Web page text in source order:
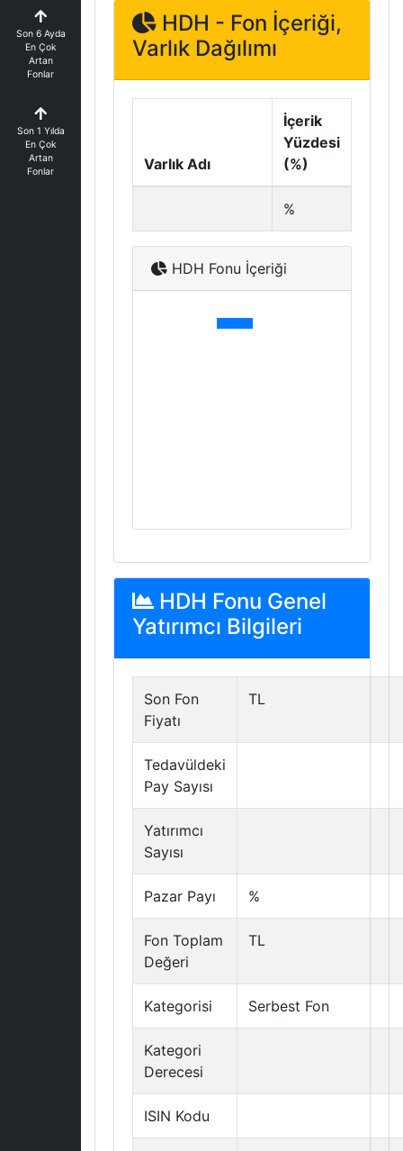
Son 6 Ayda
En Çok
Artan
Fonlar
Son 1 Yılda
En Çok
Artan
Fonlar
HDH - Fon İçeriği,
Varlık Dağılımı
Varlık Adı
İçerik
Yüzdesi
(%)
%
HDH Fonu İçeriği
HDH Fonu Genel
Yatırımcı Bilgileri
Son Fon
Fiyatı
TL
Tedavüldeki
Pay Sayısı
Yatırımcı
Sayısı
Pazar Payı %
Fon Toplam
Değeri
TL
Kategorisi Serbest Fon
Kategori
Derecesi
ISIN Kodu